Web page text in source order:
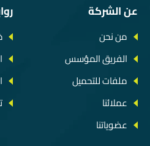
عن الشركة
من نحن
الفريق المؤسس
ملفات للتحميل
عملائنا
عضوياتنا